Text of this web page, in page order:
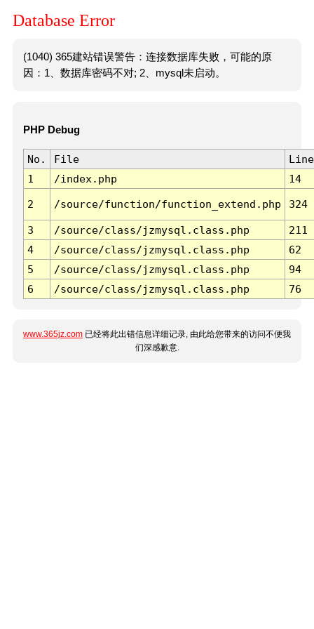
Database Error
(1040) 365建站错误警告：连接数据库失败，可能的原
因：1、数据库密码不对; 2、mysql未启动。
PHP Debug
No. File
Line
1
/index.php 14
2 /source/function/function_extend.php 324
3 /source/class/jzmysql.class.php
211
4
/source/class/jzmysql.class.php
62
5
/source/class/jzmysql.class.php
94
6
/source/class/jzmysql.class.php 76
www.365jz.com 已经将此出错信息详细记录, 由此给您带来的访问不便我
们深感歉意.